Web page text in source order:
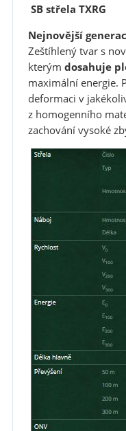
SB střela TXRG
Nejnovější
Zeštíhlený tvar s
kterým dosahuje
maximální energie.
deformaci v
z homogenního
zachování vysoké